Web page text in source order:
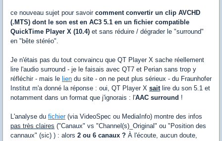
ce nouveau sujet pour savoir comment convertir un clip AVCHD
(.MTS) dont le son est en AC3 5.1 en un fichier compatible
QuickTime Player X (10.4) et sans réduire / dégrader le "surround"
en "bête stéréo".
Je n'étais pas du tout convaincu que QT Player X sache réellement
lire l'audio surround - je le faisais avec QT7 et Perian sans trop y
réfléchir - mais le lien du site - on ne peut plus sérieux - du Fraunhofer
Institut m'a donné la réponse : oui, QT Player X saitlire du son 5.1 et
notamment dans un format que j'ignorais : l'AAC surround !
L'analyse du fichier(via VideoSpec ou MediaInfo) montre des infos
pas très claires ("Canaux" vs "Channel(s)_Original" ou "Position des
cannaux" (sic) ) : alors 2 ou 6 canaux ? À l'écoute, aucun doute,